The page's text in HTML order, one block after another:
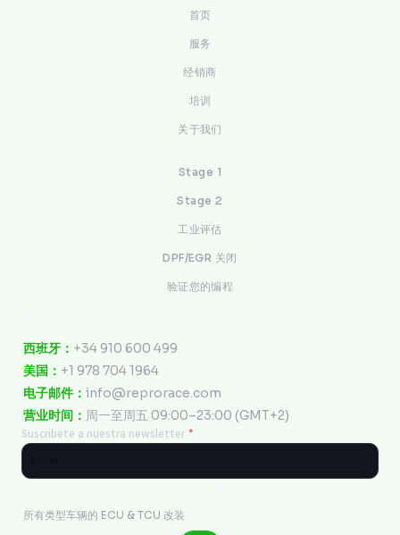
首页
服务
经销商
培训
关于我们
Stage 1
Stage 2
工业评估
DPF/EGR 关闭
验证您的编程
西班牙： +34 910 600 499
美国： +1 978 704 1964
电子邮件： info@reprorace.com
营业时间： 周一至周五 09:00–23:00 (GMT+2)
Suscribete a nuestra newsletter *
所有类型车辆的 ECU & TCU 改装